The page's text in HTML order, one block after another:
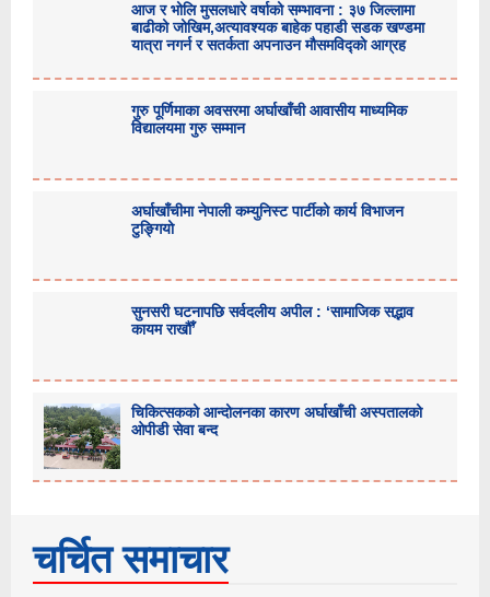
आज र भोलि मुसलधारे वर्षाको सम्भावना : ३७ जिल्लामा
बाढीको जोखिम,अत्यावश्यक बाहेक पहाडी सडक खण्डमा
यात्रा नगर्न र सतर्कता अपनाउन मौसमविद्काे आग्रह
गुरु पूर्णिमाका अवसरमा अर्घाखाँची आवासीय माध्यमिक
विद्यालयमा गुरु सम्मान
अर्घाखाँचीमा नेपाली कम्युनिस्ट पार्टीको कार्य विभाजन
टुङ्गियो
सुनसरी घटनापछि सर्वदलीय अपील : ‘सामाजिक सद्भाव
कायम राखौँ’
चिकित्सकको आन्दोलनका कारण अर्घाखाँची अस्पतालको
ओपीडी सेवा बन्द
चर्चित समाचार